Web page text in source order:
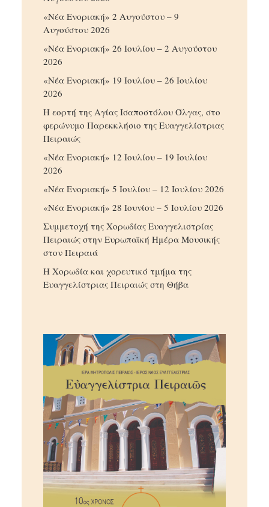
«Νέα Ενοριακή» 2 Αυγούστου – 9
Αυγούστου 2026
«Νέα Ενοριακή» 26 Ιουλίου – 2 Αυγούστου
2026
«Νέα Ενοριακή» 19 Ιουλίου – 26 Ιουλίου
2026
Η εορτή της Αγίας Ισαποστόλου Όλγας, στο
φερώνυμο Παρεκκλήσιο της Ευαγγελίστριας
Πειραιώς
«Νέα Ενοριακή» 12 Ιουλίου – 19 Ιουλίου
2026
«Νέα Ενοριακή» 5 Ιουλίου – 12 Ιουλίου 2026
«Νέα Ενοριακή» 28 Ιουνίου – 5 Ιουλίου 2026
Συμμετοχή της Χορωδίας Ευαγγελιστρίας
Πειραιώς στην Ευρωπαϊκή Ημέρα Μουσικής
στον Πειραιά
Η Χορωδία και χορευτικό τμήμα της
Ευαγγελίστριας Πειραιώς στη Θήβα